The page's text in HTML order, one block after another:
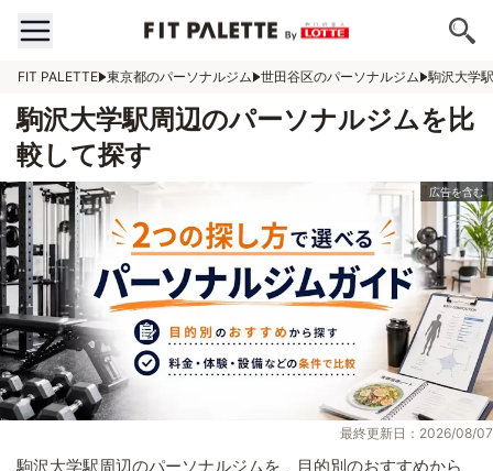
FIT PALETTE 東京都のパーソナルジム 世田谷区のパーソナルジム 駒沢大学
駒沢大学駅周辺のパーソナルジムを比
較して探す
最終更新日：2026/08/07
駒沢大学駅周辺のパーソナルジムを、目的別のおすすめから